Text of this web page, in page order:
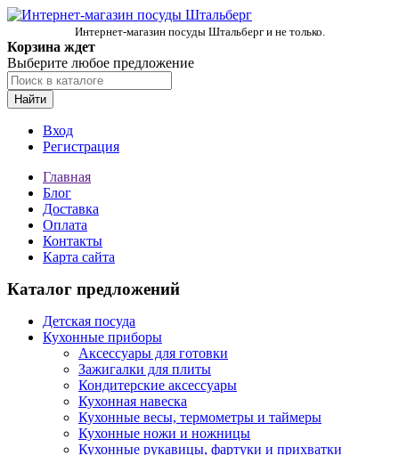
Интернет-магазин посуды Штальберг и не только.
Корзина ждет
Выберите любое предложение
Найти
Вход
Регистрация
Главная
Блог
Доставка
Оплата
Контакты
Карта сайта
Каталог предложений
Детская посуда
Кухонные приборы
Аксессуары для готовки
Зажигалки для плиты
Кондитерские аксессуары
Кухонная навеска
Кухонные весы, термометры и таймеры
Кухонные ножи и ножницы
Кухонные рукавицы, фартуки и прихватки